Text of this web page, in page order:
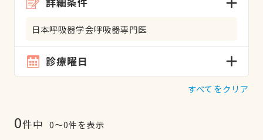
日本呼吸器学会呼吸器専門医
診療曜日
すべてをクリア
0件中 0〜0件を表示